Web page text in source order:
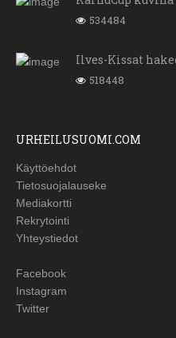
534484
Ilves-Kissat
518448
URHEILUSUOMI.COM
Käyttöehdot
Tietosuojalauseke
Mediakortti
Rekrytointi
Yhteystiedot
Facebook
Instagram
Twitter